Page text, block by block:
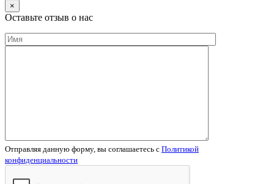
×
Оставьте отзыв о нас
Отправляя данную форму, вы соглашаетесь c Политикой
конфиденциальности